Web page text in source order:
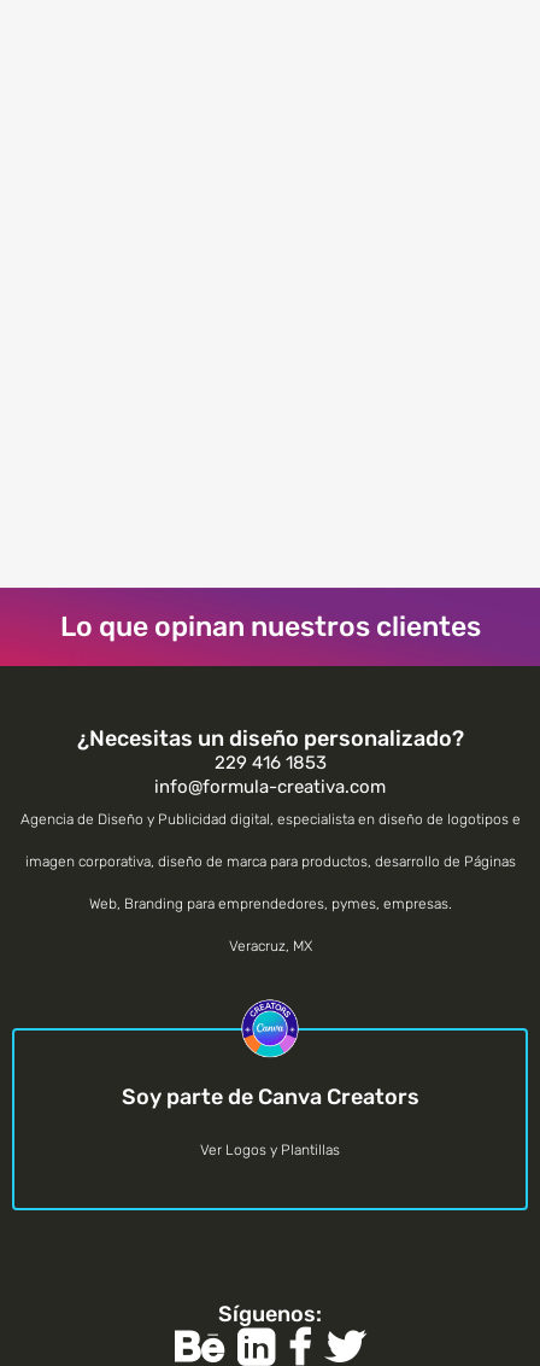
Lo que opinan nuestros clientes
¿Necesitas un diseño personalizado?
229 416 1853
info@formula-creativa.com
Agencia de Diseño y Publicidad digital, especialista en diseño de logotipos e
imagen corporativa, diseño de marca para productos, desarrollo de Páginas
Web, Branding para emprendedores, pymes, empresas.
Veracruz MX
Soy parte de Canva Creators
Ver Logos y Plantillas
Síguenos: